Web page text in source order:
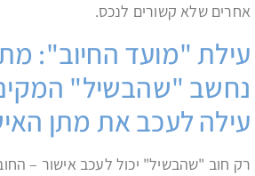
אחרים שלא קשורים לנכס.
עילת "מועד החיוב":
נחשב "שהבשיל" המקים
עילה לעכב את מתן
רק חוב "שהבשיל" יכול לעכב אישור –